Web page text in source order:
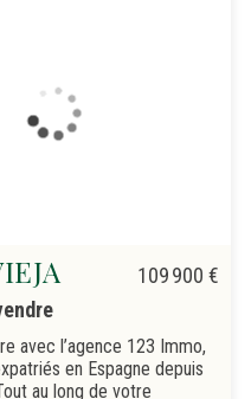
109 900 €
avec l’agence 123 Immo,
en Espagne depuis
au long de votre